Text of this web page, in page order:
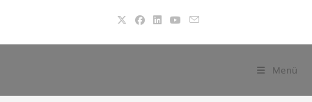
springen
Menü